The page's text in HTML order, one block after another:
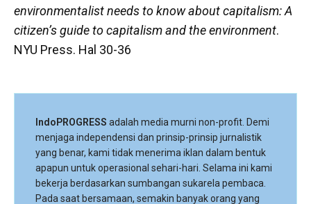
environmentalist needs to know about capitalism: A
citizen’s guide to capitalism and the environment.
NYU Press. Hal 30-36
IndoPROGRESS adalah media murni non-profit. Demi
menjaga independensi dan prinsip-prinsip jurnalistik
yang benar, kami tidak menerima iklan dalam bentuk
apapun untuk operasional sehari-hari. Selama ini kami
bekerja berdasarkan sumbangan sukarela pembaca.
Pada saat bersamaan, semakin banyak orang yang